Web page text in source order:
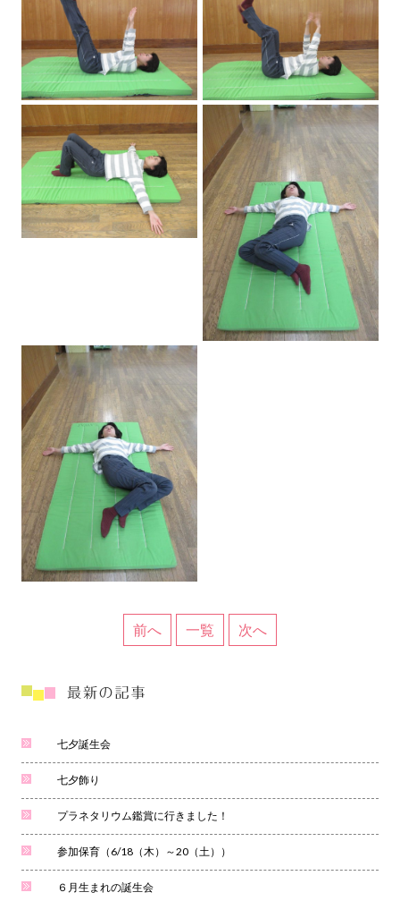
前へ 一覧 次へ
七夕誕生会
七夕飾り
プラネタリウム鑑賞に行きました！
参加保育（6/18（木）～20（土））
６月生まれの誕生会